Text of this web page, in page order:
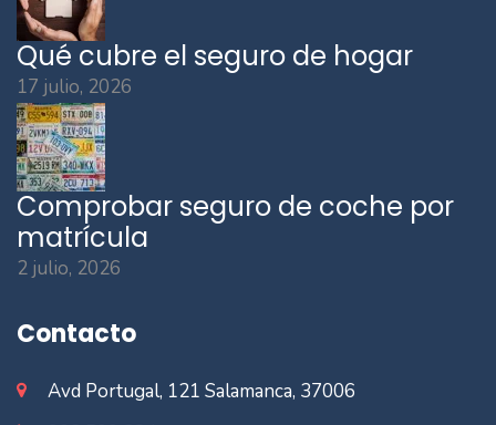
Qué cubre el seguro de hogar
17 julio, 2026
Comprobar seguro de coche por
matrícula
2 julio, 2026
Contacto
Avd Portugal, 121 Salamanca, 37006